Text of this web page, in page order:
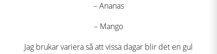
– Ananas
– Mango
Jag brukar variera så att vissa dagar blir det en gul